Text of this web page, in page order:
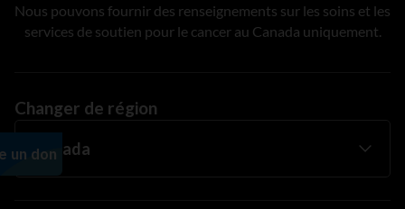
Nous pouvons fournir des renseignements sur les soins et les
services de soutien pour le cancer au Canada uniquement.
Changer de région